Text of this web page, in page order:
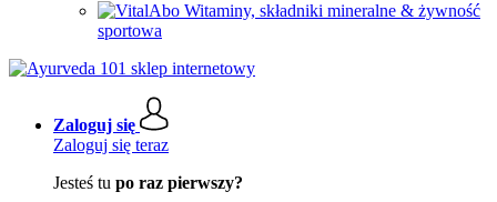
Witaminy, składniki mineralne & żywność
sportowa
Zaloguj się
Zaloguj się teraz
Jesteś tu po raz pierwszy?